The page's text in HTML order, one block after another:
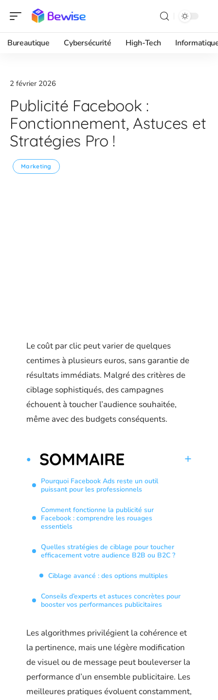
Bureautique Cybersécurité High-Tech
2 février 2026
Publicité Facebook :
Fonctionnement, Astuces et
Stratégies Pro !
Marketing
Le coût par clic peut varier de quelques
centimes à plusieurs euros, sans garantie de
résultats immédiats. Malgré des critères de
ciblage sophistiqués, des campagnes
échouent à toucher l’audience souhaitée,
même avec des budgets conséquents.
SOMMAIRE
Pourquoi Facebook Ads reste un outil
puissant pour les professionnels
Comment fonctionne la publicité sur
Facebook : comprendre les rouages
essentiels
Quelles stratégies de ciblage pour toucher
efficacement votre audience B2B ou B2C ?
Ciblage avancé : des options multiples
Conseils d’experts et astuces concrètes pour
booster vos performances publicitaires
Les algorithmes privilégient la cohérence et
la pertinence, mais une légère modification
de visuel ou de message peut bouleverser la
performance d’un ensemble publicitaire. Les
meilleures pratiques évoluent constamment,